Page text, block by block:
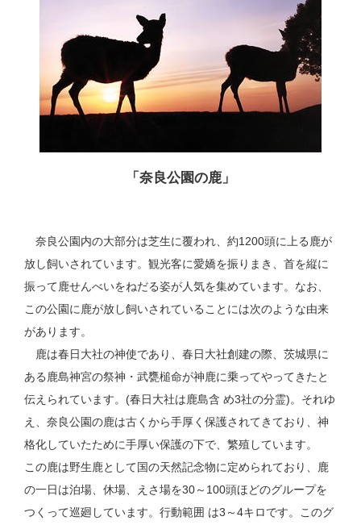
「奈良公園の鹿」
奈良公園内の大部分は芝生に覆われ、約1200頭に上る鹿が
放し飼いされています。観光客に愛嬌を振りまき、首を縦に
振って鹿せんべいをねだる姿が人気を集めています。なお、
この公園に鹿が放し飼いされていることには次のような由来
があります。
鹿は春日大社の神使であり、春日大社創建の際、茨城県に
ある鹿島神宮の祭神・武甕槌命が神鹿に乗ってやってきたと
伝えられています。(春日大社は鹿島含 め3社の分霊)。それゆ
え、奈良公園の鹿は古くから手厚く保護されてきており、神
格化していたために手厚い保護の下で、繁殖しています。
この鹿は野生鹿として国の天然記念物に定められており、鹿
の一日は泊場、休場、えさ場を30～100頭ほどのグループを
つくって巡廻しています。行動範囲 は3～4キロです。このグ